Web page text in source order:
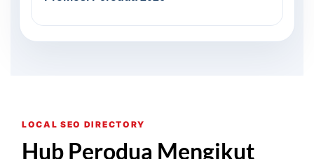
LOCAL SEO DIRECTORY
Hub Perodua Mengikut